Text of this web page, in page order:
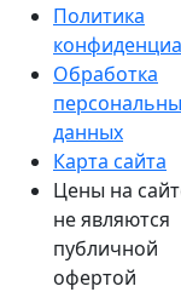
Политика
Обработка
данных
Карта сайта
Цены на
не являются
публичной
офертой